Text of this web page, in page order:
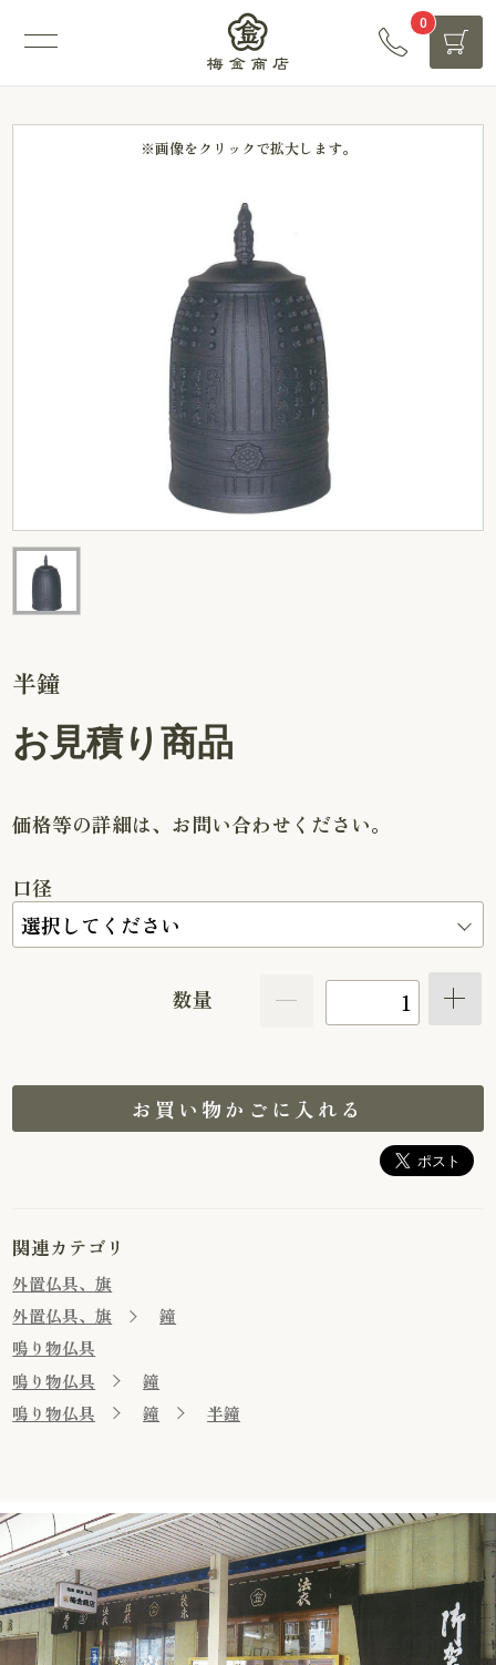
0
※画像をクリックで拡大します。
半鐘
お見積り商品
価格等の詳細は、お問い合わせください。
口径
数量
お買い物かごに入れる
関連カテゴリ
外置仏具、旗
外置仏具、旗
鐘
鳴り物仏具
鳴り物仏具
鐘
鳴り物仏具
鐘 半鐘